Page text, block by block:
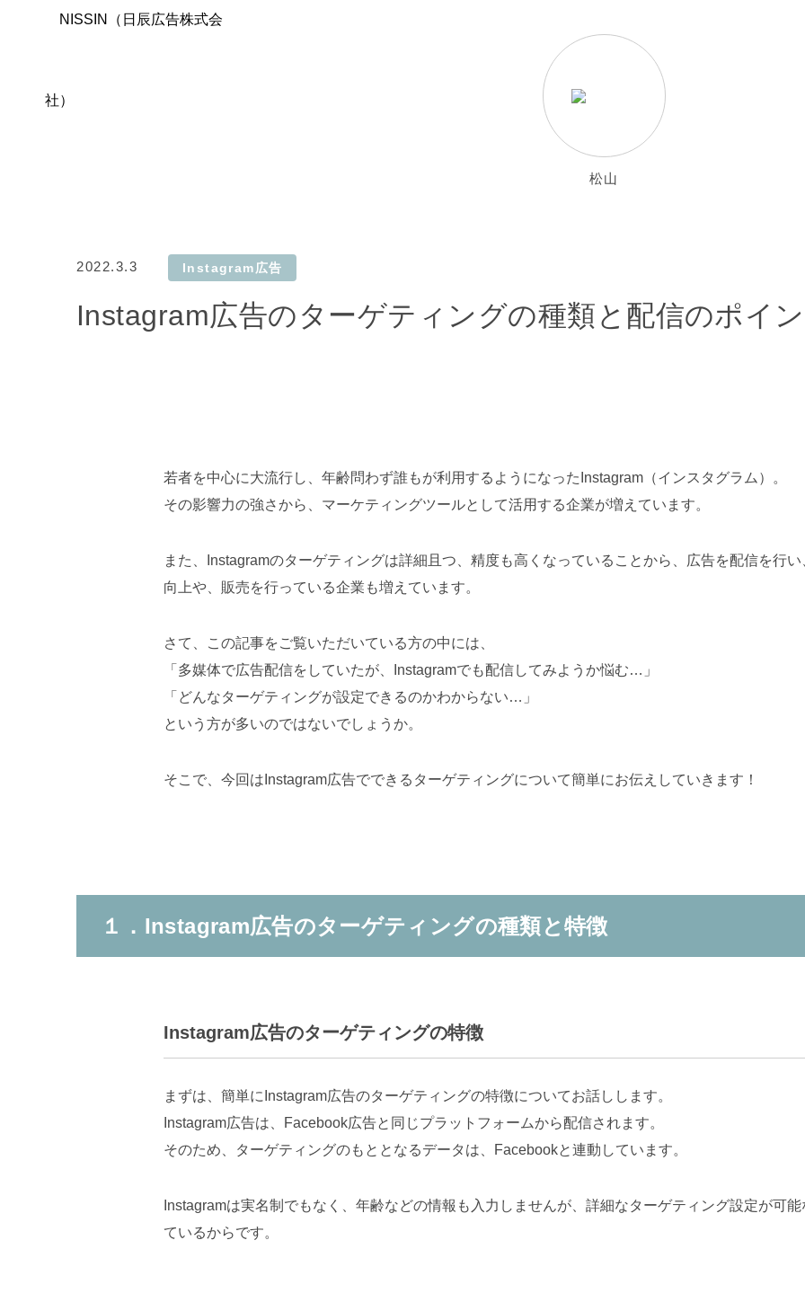
松山
2022.3.3 Instagram広告
Instagram広告のターゲティングの種類と配信のポイン
若者を中心に大流行し、年齢問わず誰もが利用するようになったInstagram（インスタグラム）。
その影響力の強さから、マーケティングツールとして活用する企業が増えています。
また、Instagramのターゲティングは詳細且つ、精度も高くなっていることから、広告を配信を行
向上や、販売を行っている企業も増えています。
さて、この記事をご覧いただいている方の中には、
「多媒体で広告配信をしていたが、Instagramでも配信してみようか悩む…」
「どんなターゲティングが設定できるのかわからない…」
という方が多いのではないでしょうか。
そこで、今回はInstagram広告でできるターゲティングについて簡単にお伝えしていきます！
１．Instagram広告のターゲティングの種類と特徴
Instagram広告のターゲティングの特徴
まずは、簡単にInstagram広告のターゲティングの特徴についてお話しします。
Instagram広告は、Facebook広告と同じプラットフォームから配信されます。
そのため、ターゲティングのもととなるデータは、Facebookと連動しています。
Instagramは実名制でもなく、年齢などの情報も入力しませんが、詳細なターゲティング設定が可
ているからです。